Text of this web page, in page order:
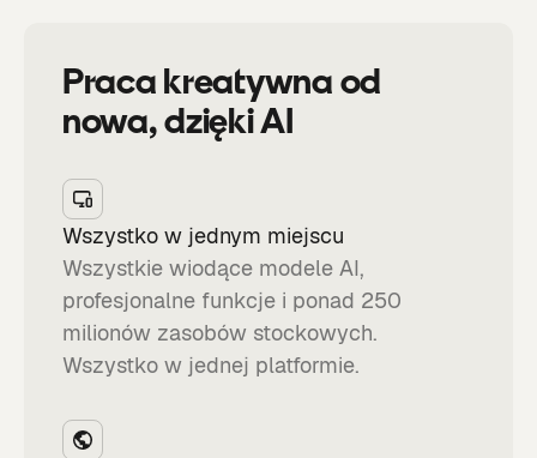
Praca kreatywna od
nowa, dzięki AI
Wszystko w jednym miejscu
Wszystkie wiodące modele AI,
profesjonalne funkcje i ponad 250
milionów zasobów stockowych.
Wszystko w jednej platformie.